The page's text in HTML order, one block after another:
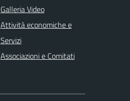
Galleria Video
Attività economiche e
Servizi
Associazioni e Comitati